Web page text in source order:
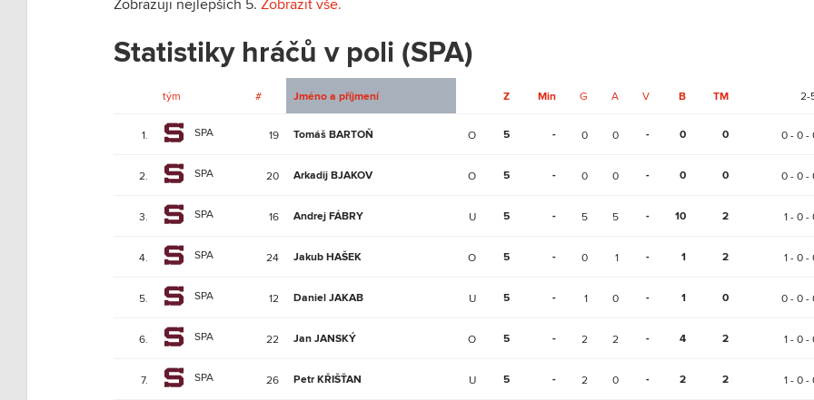
Zobrazuji nejlepších 5. Zobrazit vše.
Statistiky hráčů v poli (SPA)
tým # Jméno a příjmení Z Min G A V B TM 2-
1. SPA 19 Tomáš BARTOŇ O 5 - 0 0 - 0 0 0 - 0 -
2. SPA 20 Arkadij BJAKOV O 5 - 0 0 - 0 0 0 - 0 -
3. SPA 16 Andrej FÁBRY U 5 - 5 5 - 10 2 1 - 0 -
4. SPA 24 Jakub HAŠEK O 5 - 0 1 - 1 2 1 - 0 -
5. SPA 12 Daniel JAKAB U 5 - 1 0 - 1 0 0 - 0 -
6. SPA 22 Jan JANSKÝ O 5 - 2 2 - 4 2 1 - 0 -
7. SPA 26 Petr KŘIŠŤAN U 5 - 2 0 - 2 2 1 - 0 -